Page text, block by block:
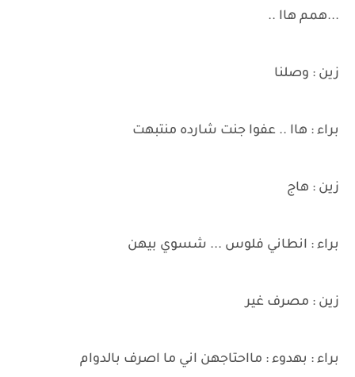
...همم هاا ..
زين : وصلنا
براء : هاا .. عفوا جنت شارده منتبهت
زين : هاج
براء : انطاني فلوس ... شسوي بيهن
زين : مصرف غير
براء : بهدوء : مااحتاجهن اني ما اصرف بالدوام